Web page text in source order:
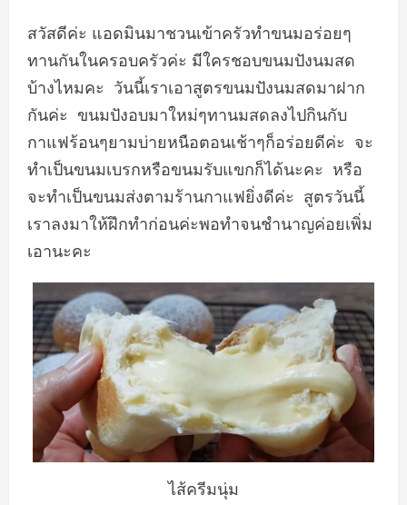
สวัสดีค่ะ แอดมินมาชวนเข้าครัวทำขนมอร่อยๆ
ทานกันในครอบครัวค่ะ มีใครชอบขนมปังนมสด
บ้างไหมคะ​ วันนี้เราเอาสูตรขนมปังนมสดมาฝาก
กันค่ะ​ ขนมปังอบมาใหม่ๆทานมสดลงไปกินกับ
กาแฟร้อนๆยามบ่ายหนือตอนเช้าๆก็อร่อยดีค่ะ​ จะ
ทำเป็นขนมเบรกหรือขนมรับแขกก็ได้นะคะ​ หรือ
จะทำเป็นขนมส่งตามร้านกาแฟยิ่งดีค่ะ​ สูตรวันนี้
เราลงมาให้ฝึกทำก่อนค่ะพอทำจนชำนาญค่อยเพิ่ม
เอานะคะ​
ไส้ครีมนุ่ม